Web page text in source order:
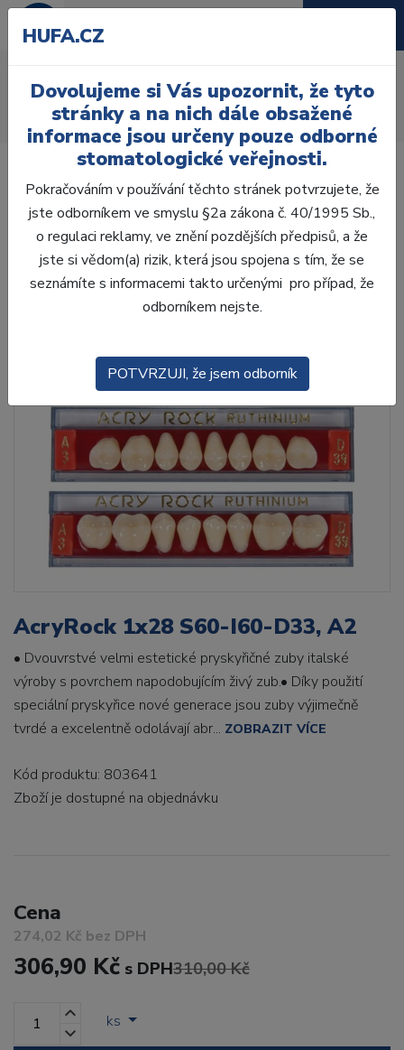
Úvod Zuby
AcryRock
AcryRock 1x28 S60-I60-D33, A2
AcryRock 1x28 S60-I60-D33, A2
• Dvouvrstvé velmi estetické pryskyřičné zuby italské
výroby s povrchem napodobujícím živý zub.• Díky použití
speciální pryskyřice nové generace jsou zuby výjimečně
tvrdé a excelentně odolávají abr... ZOBRAZIT VÍCE
Kód produktu: 803641
Zboží je dostupné na objednávku
Cena
274,02 Kč bez DPH
306,90 Kč s DPH310,00 Kč
ks
HUFA.CZ
Dovolujeme si Vás upozornit, že tyto
stránky a na nich dále obsažené
informace jsou určeny pouze odborné
stomatologické veřejnosti.
Pokračováním v používání těchto stránek potvrzujete, že
jste odborníkem ve smyslu §2a zákona č. 40/1995 Sb.,
o regulaci reklamy, ve znění pozdějších předpisů, a že
jste si vědom(a) rizik, která jsou spojena s tím, že se
seznámíte s informacemi takto určenými pro případ, že
odborníkem nejste.
POTVRZUJI, že jsem odborník